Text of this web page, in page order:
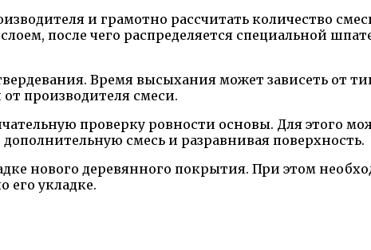
и грамотно рассчитать количество
после чего распределяется специальной
Время высыхания может зависеть от
производителя смеси.
проверку ровности основы. Для этого
смесь и разравнивая поверхность.
нового деревянного покрытия. При этом
его укладке.